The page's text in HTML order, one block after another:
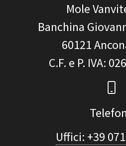
Mole
Banchina
60121
C.F. e P. IVA:
Uffici: +39